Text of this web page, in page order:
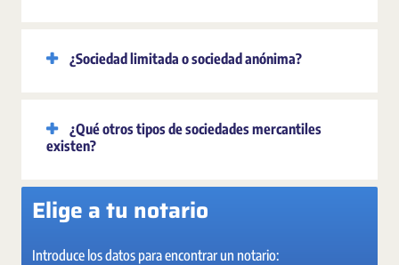
¿Sociedad limitada o sociedad anónima?
¿Qué otros tipos de sociedades mercantiles
existen?
Elige a tu notario
Introduce los datos para encontrar un notario: